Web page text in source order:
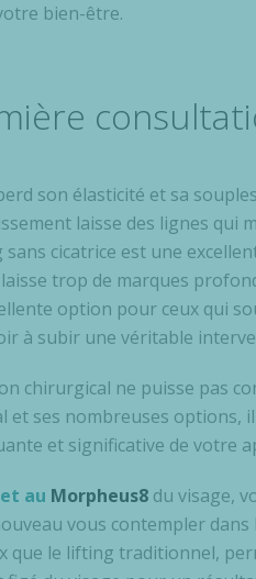
bien-être.
son élasticité et sa
laisse des lignes qui
cicatrice est une
trop de marques
option pour ceux qui
à subir une véritable
chirurgical ne puisse pas
et ses nombreuses options,
et significative de votre
et au Morpheus8 du visage,
vous contempler dans
que le lifting traditionnel,